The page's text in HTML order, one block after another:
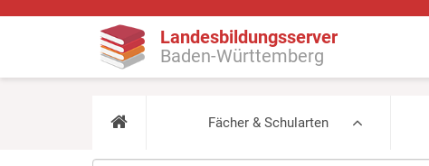
Landesbildungsserver
Baden-Württemberg
Fächer & Schularten